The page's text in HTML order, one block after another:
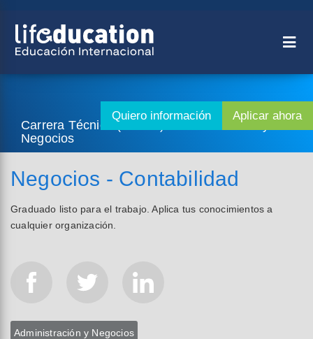
Carrera Técnica (2 años) - Administración y
Negocios
Negocios - Contabilidad
Graduado listo para el trabajo. Aplica tus conocimientos a
cualquier organización.
Administración y Negocios